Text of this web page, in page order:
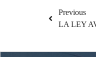
Previous
LA LEY